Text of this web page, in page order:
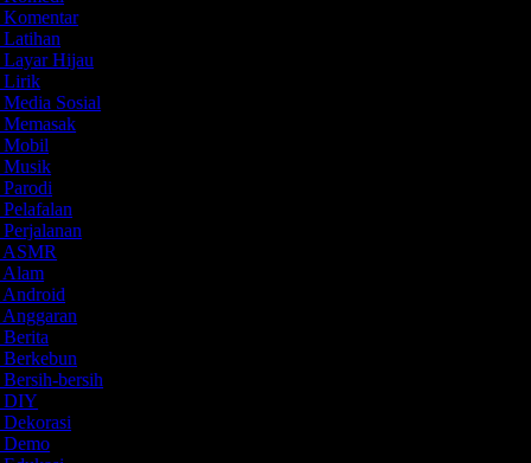
Komentar
Latihan
Layar Hijau
Lirik
Media Sosial
Memasak
Mobil
Musik
Parodi
Pelafalan
Perjalanan
ASMR
Alam
Android
Anggaran
Berita
Berkebun
Bersih-bersih
DIY
Dekorasi
Demo